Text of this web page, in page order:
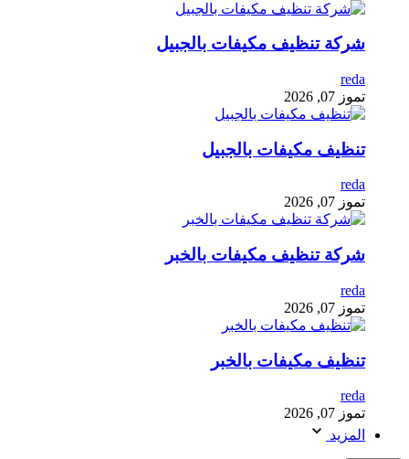
شركة تنظيف مكيفات بالجبيل
reda
تموز 07, 2026
تنظيف مكيفات بالجبيل
reda
تموز 07, 2026
شركة تنظيف مكيفات بالخبر
reda
تموز 07, 2026
تنظيف مكيفات بالخبر
reda
تموز 07, 2026
المزيد